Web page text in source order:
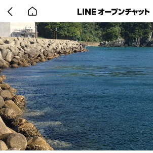
back
to
home